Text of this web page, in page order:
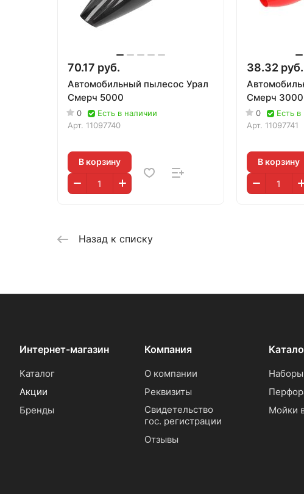
70.17 руб.
Автомобильный пылесос Урал
Смерч 5000
0
Есть в наличии
Арт. 11097740
В корзину
38.32 руб.
Смерч 3000
0
Есть в
Арт. 11097741
В корзину
Назад к списку
Интернет-магазин
Каталог
Акции
Бренды
Компания
О компании
Реквизиты
Свидетельство
гос. регистрации
Отзывы
Мойки